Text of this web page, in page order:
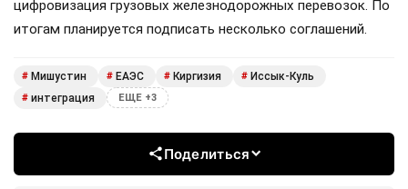
цифровизация грузовых железнодорожных перевозок. По
итогам планируется подписать несколько соглашений.
# Мишустин # ЕАЭС # Киргизия # Иссык-Куль
# интеграция ЕЩЕ +3
Поделиться